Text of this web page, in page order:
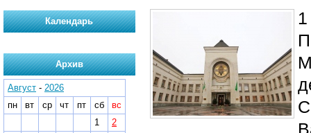
Календарь
Архив
Август - 2026
пн
вт ср чт пт сб
вс
1
2